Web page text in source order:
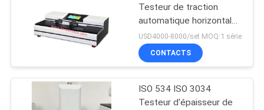
NOUS
UNE
CITATION
Machine d'essai de
pulpe
74
Testeur de traction
automatique horizontale
de papier tissé avec
dispositif de trempage
humide
USD4000-8000/set MOQ:1 série
CONTACTS
ISO 534 ISO 3034
Testeur d'épaisseur de